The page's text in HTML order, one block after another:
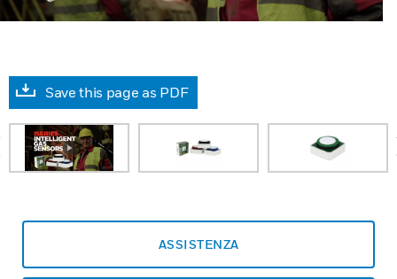
Save this page as PDF
prev
ASSISTENZA